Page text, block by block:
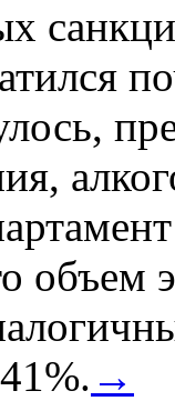
объем
→